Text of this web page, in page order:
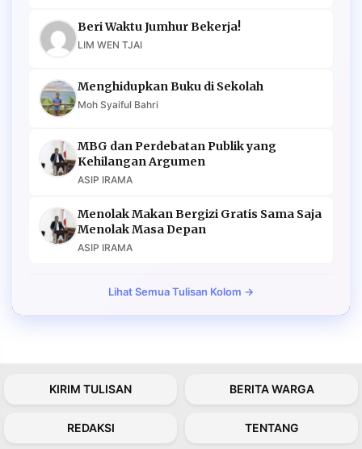
Beri Waktu Jumhur Bekerja!
LIM WEN TJAI
Menghidupkan Buku di Sekolah
Moh Syaiful Bahri
MBG dan Perdebatan Publik yang
Kehilangan Argumen
ASIP IRAMA
Menolak Makan Bergizi Gratis Sama Saja
Menolak Masa Depan
ASIP IRAMA
Lihat Semua Tulisan Kolom →
KIRIM TULISAN BERITA WARGA
REDAKSI TENTANG